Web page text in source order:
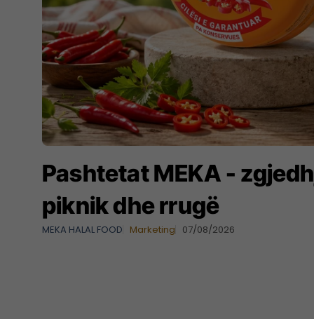
Pashtetat MEKA -
piknik dhe rrugë
MEKA HALAL FOOD Marketing 07/08/2026